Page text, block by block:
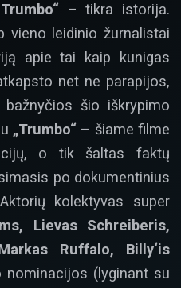
– tikra istorija.
vieno leidinio žurnalistai
apie tai kaip kunigas
net ne parapijos,
šio iškrypimo
„Trumbo“ – šiame filme
o tik šaltas faktų
po dokumentinius
kolektyvas super
Lievas Schreiberis,
Ruffalo, Billy‘is
nominacijos (lyginant su